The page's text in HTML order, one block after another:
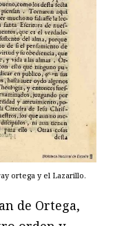
ortega y el Lazarillo.
de Ortega,